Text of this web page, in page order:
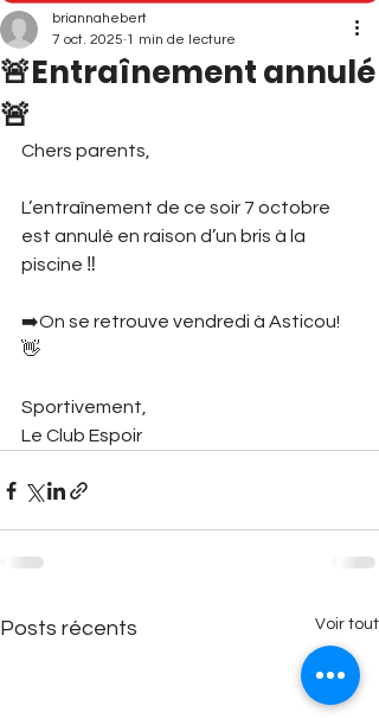
🚨Entraînement annulé
🚨
briannahebert
7 oct. 2025 1 min de lecture
Chers parents,
L’entraînement de ce soir 7 octobre
est annulé en raison d’un bris à la
piscine ‼️
➡️On se retrouve vendredi à Asticou!
👋
Sportivement,
Le Club Espoir
Posts récents Voir tout